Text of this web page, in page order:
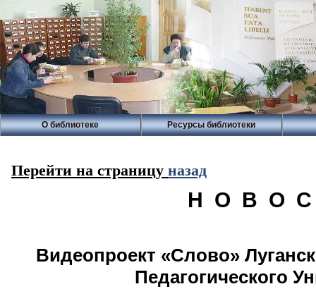
О библиотеке Ресурсы библиотеки
Перейти на страницу назад
Н О В О
Видеопроект «Слово»
Педагогического